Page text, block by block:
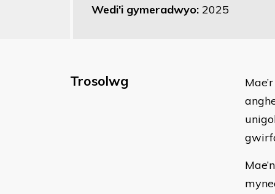
Wedi'i gymeradwyo: 2025
Trosolwg